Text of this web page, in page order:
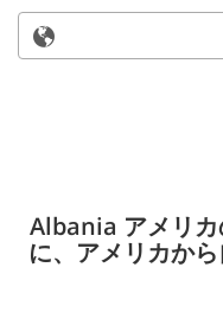
Albania アメリカ
に、アメリカか